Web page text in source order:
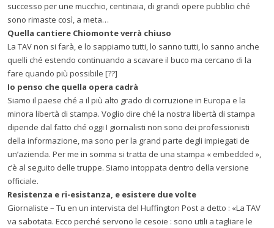
successo per une mucchio, centinaia, di grandi opere pubblici ché
sono rimaste così, a meta…
Quella cantiere Chiomonte verrà chiuso
La TAV non si farà, e lo sappiamo tutti, lo sanno tutti, lo sanno anche
quelli ché estendo continuando a scavare il buco ma cercano di la
fare quando più possibile [??]
Io penso che quella opera cadrà
Siamo il paese ché a il più alto grado di corruzione in Europa e la
minora libertà di stampa. Voglio dire ché la nostra libertà di stampa
dipende dal fatto ché oggi I giornalisti non sono dei professionisti
della informazione, ma sono per la grand parte degli impiegati de
un’azienda. Per me in somma si tratta de una stampa « embedded »,
c’è al seguito delle truppe. Siamo intoppata dentro della versione
officiale.
Resistenza e ri-esistanza, e esistere due volte
Giornaliste – Tu en un intervista del Huffington Post a detto : «La TAV
va sabotata. Ecco perché servono le cesoie : sono utili a tagliare le